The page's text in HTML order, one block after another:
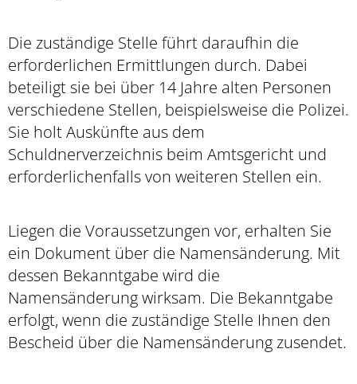
Die zuständige Stelle führt daraufhin die
erforderlichen Ermittlungen durch. Dabei
beteiligt sie bei über 14 Jahre alten Personen
verschiedene Stellen, beispielsweise die Polizei.
Sie holt Auskünfte aus dem
Schuldnerverzeichnis beim Amtsgericht und
erforderlichenfalls von weiteren Stellen ein.
Liegen die Voraussetzungen vor, erhalten Sie
ein Dokument über die Namensänderung. Mit
dessen Bekanntgabe wird die
Namensänderung wirksam. Die Bekanntgabe
erfolgt, wenn die zuständige Stelle Ihnen den
Bescheid über die Namensänderung zusendet.